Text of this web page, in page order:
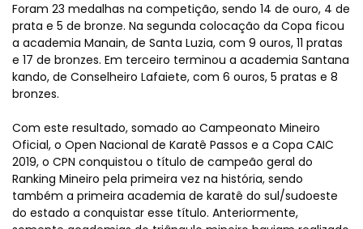
Foram 23 medalhas na competição, sendo 14 de ouro, 4 de
prata e 5 de bronze. Na segunda colocação da Copa ficou
a academia Manain, de Santa Luzia, com 9 ouros, 11 pratas
e 17 de bronzes. Em terceiro terminou a academia Santana
kando, de Conselheiro Lafaiete, com 6 ouros, 5 pratas e 8
bronzes.
Com este resultado, somado ao Campeonato Mineiro
Oficial, o Open Nacional de Karatê Passos e a Copa CAIC
2019, o CPN conquistou o título de campeão geral do
Ranking Mineiro pela primeira vez na história, sendo
também a primeira academia de karatê do sul/sudoeste
do estado a conquistar esse título. Anteriormente,